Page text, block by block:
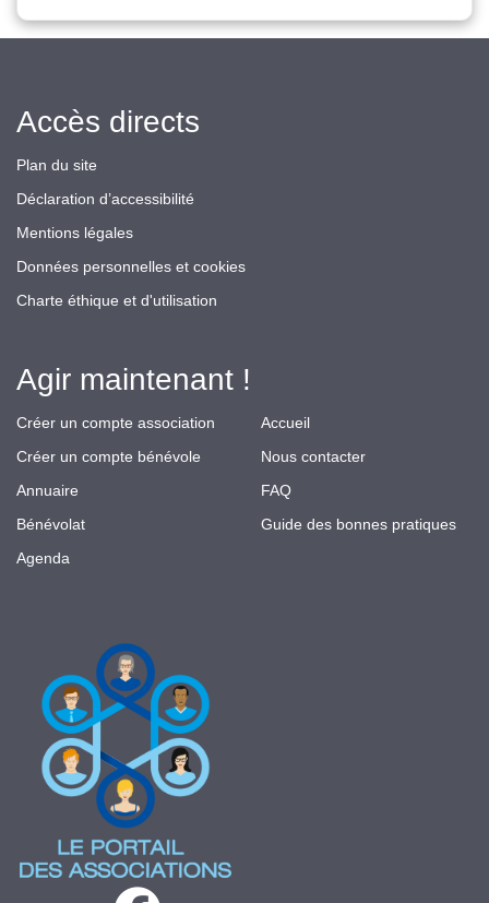
Accès directs
Plan du site
Déclaration d’accessibilité
Mentions légales
Données personnelles et cookies
Charte éthique et d'utilisation
Agir maintenant !
Créer un compte association
Créer un compte bénévole
Annuaire
Bénévolat
Agenda
Accueil
Nous contacter
FAQ
Guide des bonnes pratiques